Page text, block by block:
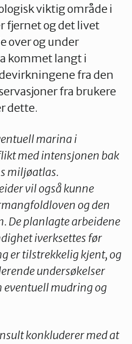
viktig område i
fjernet og det livet
over og under
kommet langt i
fra den
fra brukere
dette.
marina i
med intensjonen bak
miljøatlas.
vil også kunne
og den
De planlagte arbeidene
iverksettes før
er tilstrekkelig kjent, og
undersøkelser
eventuell mudring og
konkluderer med at